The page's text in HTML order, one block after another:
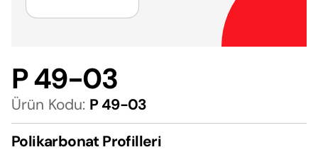
P 49-03
Ürün Kodu: P 49-03
Polikarbonat Profilleri